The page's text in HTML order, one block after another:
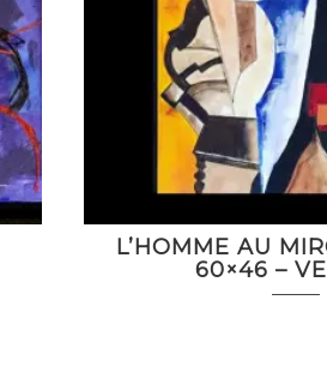
L’HOMME AU
60×46 –